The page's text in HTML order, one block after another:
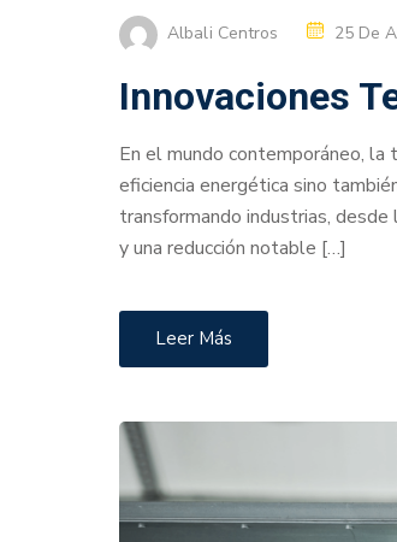
Albali Centros 25 De
Innovaciones
En el mundo contemporáneo, la
eficiencia energética sino
transformando industrias,
y una reducción notable […]
Leer Más